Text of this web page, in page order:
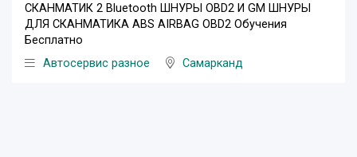
СКАНМАТИК 2 Bluetooth ШНУРЫ OBD2 И GM ШНУРЫ
ДЛЯ СКАНМАТИКА ABS AIRBAG OBD2 Обучения
Бесплатно
Автосервис разное
Самарканд